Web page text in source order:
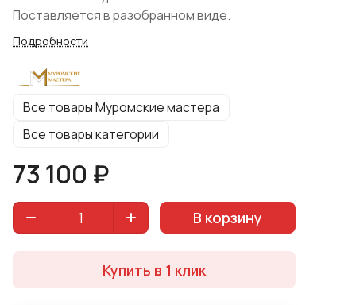
Поставляется в разобранном виде.
Подробности
Все товары Муромские мастера
Все товары категории
73 100 ₽
В корзину
Купить в 1 клик